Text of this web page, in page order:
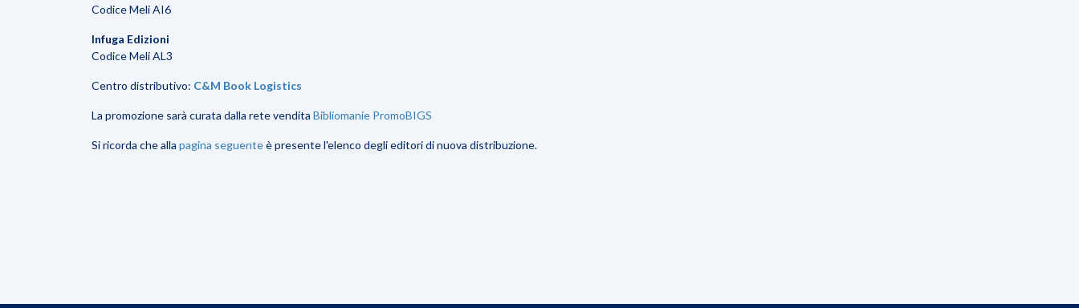
Codice Meli AI6
Infuga Edizioni
Codice Meli AL3
Centro distributivo: C&M Book Logistics
La promozione sarà curata dalla rete vendita Bibliomanie PromoBIGS
Si ricorda che alla pagina seguenteè presente l'elenco degli editori di nuova distribuzione.